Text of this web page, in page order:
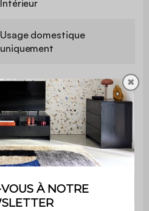
Intérieur
Usage domestique
uniquement
2 ans
Le montage est très
simple, une notice est
fournie
L 80 x P 30 x H 140cm
✖